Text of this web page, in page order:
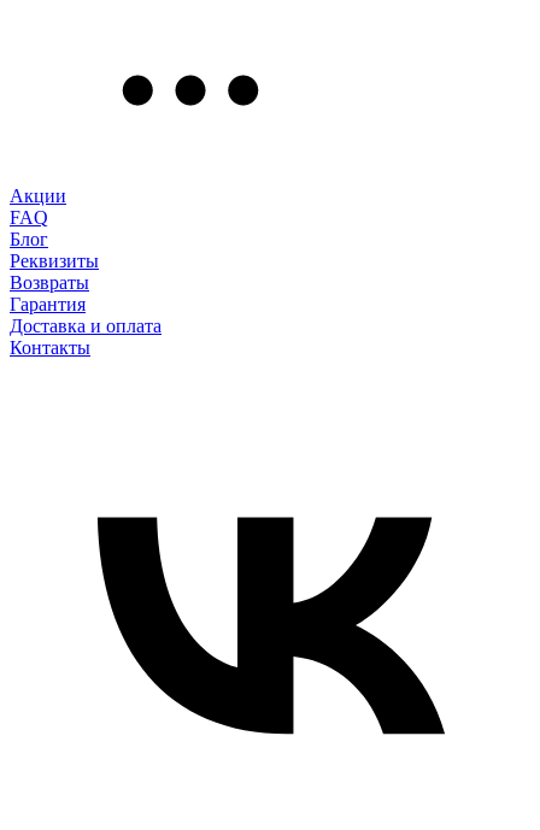
Акции
FAQ
Блог
Реквизиты
Возвраты
Гарантия
Доставка и оплата
Контакты